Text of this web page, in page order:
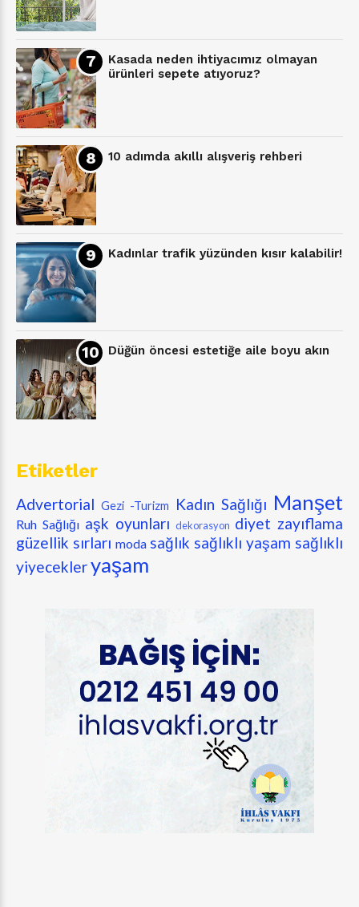
Kasada neden ihtiyacımız olmayan
ürünleri sepete atıyoruz?
10 adımda akıllı alışveriş rehberi
Kadınlar trafik yüzünden kısır kalabilir!
Düğün öncesi estetiğe aile boyu akın
Etiketler
Advertorial Gezi -Turizm Kadın Sağlığı Manşet
Ruh Sağlığı aşk oyunları dekorasyon diyet zayıflama
güzellik sırları moda sağlık sağlıklı yaşam sağlıklı
yiyecekleryaşam